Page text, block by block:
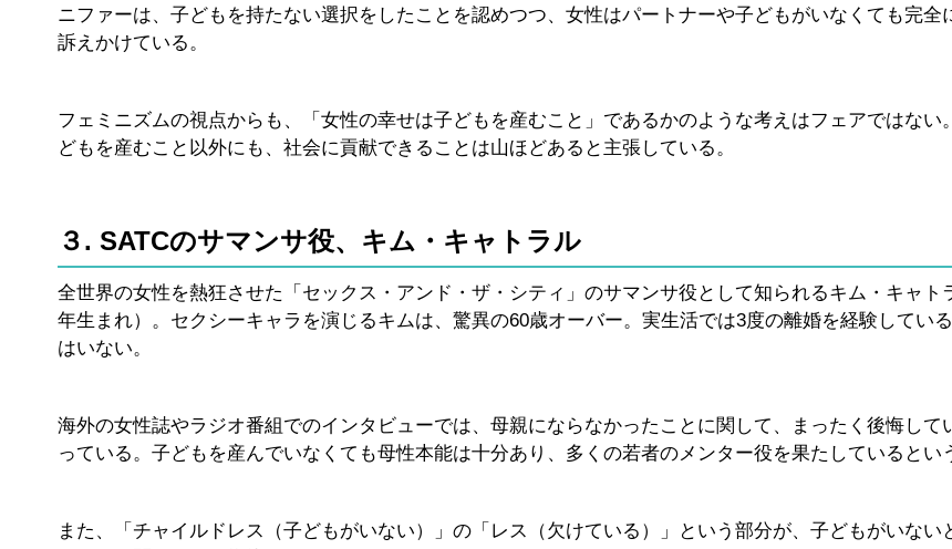
ニファーは、子どもを持たない選択をしたことを認めつつ、女性はパートナーや子どもがいなくても完全
訴えかけている。
フェミニズムの視点からも、「女性の幸せは子どもを産むこと」であるかのような考えはフェアではない
どもを産むこと以外にも、社会に貢献できることは山ほどあると主張している。
３. SATCのサマンサ役、キム・キャトラル
全世界の女性を熱狂させた「セックス・アンド・ザ・シティ」のサマンサ役として知られるキム・キャト
年生まれ）。セクシーキャラを演じるキムは、驚異の60歳オーバー。実生活では3度の離婚を経験してい
はいない。
海外の女性誌やラジオ番組でのインタビューでは、母親にならなかったことに関して、まったく後悔して
っている。子どもを産んでいなくても母性本能は十分あり、多くの若者のメンター役を果たしているとい
また、「チャイルドレス（子どもがいない）」の「レス（欠けている）」という部分が、子どもがいない